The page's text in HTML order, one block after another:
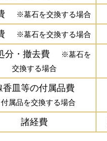
※墓石を交換する場合
※墓石を交換する場合
分・撤去費
※墓石を
交換する場合
香皿等の付属品費
属品を交換する場合
諸経費